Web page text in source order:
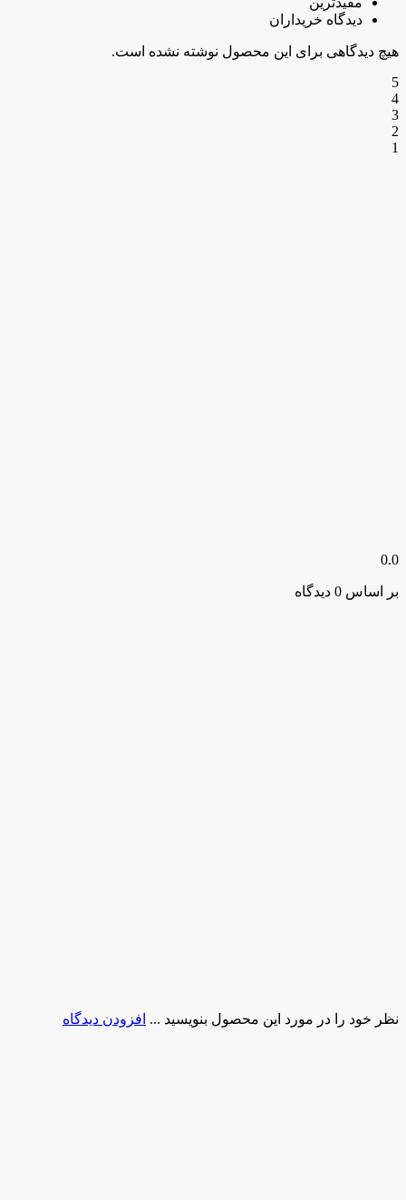
دیدگاه خریداران
هیچ دیدگاهی برای این محصول نوشته نشده است.
5
4
3
2
1
0.0
بر اساس 0 دیدگاه
نظر خود را در مورد این محصول بنویسید ... افزودن دیدگاه